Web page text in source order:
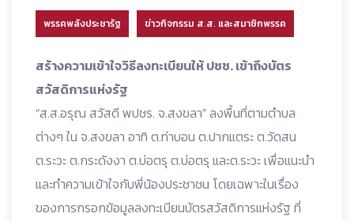
พรรคพลังประชารัฐ ข่าวกิจกรรม ส.ส. และสมาชิกพรรค
สร้างความเข้าใจวิธีลงทะเบียนให้ ปชช. เข้าถึงบัตร
สวัสดิการแห่งรัฐ
“ส.ส.อรุณ สวัสดี พปชร. จ.สงขลา” ลงพื้นที่ตามตำบล
ต่างๆ ใน จ.สงขลา อาทิ ต.ท่าบอน ต.ปากแตระ ต.วัดสน
ต.ระวะ ต.กระดังงา ต.บ่อตรุ ต.บ่อตรุ และต.ระวะ เพื่อแนะนำ
และทำความเข้าใจกับพี่น้องประชาชน โดยเฉพาะในเรื่อง
ของการกรอกข้อมูลลงทะเบียนบัตรสวัสดิการแห่งรัฐ ที่